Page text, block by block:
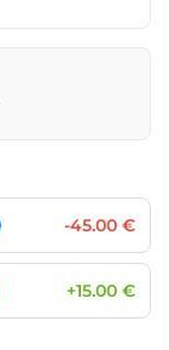
-45.00 €
+15.00 €